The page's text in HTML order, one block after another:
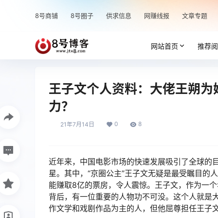
8号商铺 8号圈子 供求信息 网赚线报 文章专题
网站首页 推荐
王子文个人资料：大佬王朔
力？
21年7月14日 0 8
近年来，中国电影市场的快速发展吸引了全球的
星。其中，“京圈公主”王子文无疑是最受瞩目的
能赚取8亿的票房，令人震惊。王子文，作为一
背后，有一位重要的人物功不可没。这个人就是
作文学和戏剧作品为主的人，但他屈尊担任王子